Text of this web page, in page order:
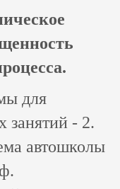
для
занятий - 2.
автошколы
.